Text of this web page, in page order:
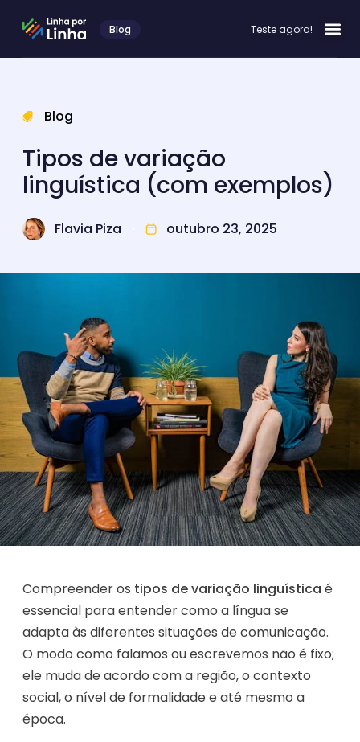
Blog Teste agora!
Blog
Tipos de variação
linguística (com exemplos)
Flavia Piza outubro 23, 2025
Compreender os tipos de variação linguística é
essencial para entender como a língua se
adapta às diferentes situações de comunicação.
O modo como falamos ou escrevemos não é fixo;
ele muda de acordo com a região, o contexto
social, o nível de formalidade e até mesmo a
época.